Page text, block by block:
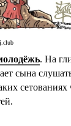
. На
сына
сетованиях